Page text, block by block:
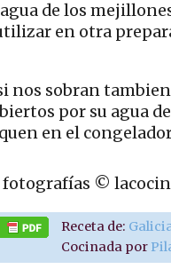
de los
en otra
nos sobran
por su agua
en el
fotografías ©
Receta de:
Cocinada por